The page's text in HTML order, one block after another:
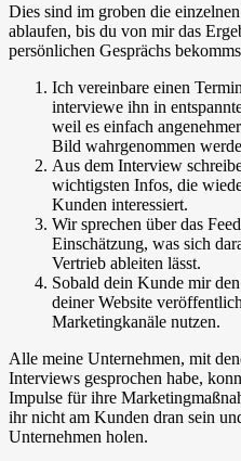
Dies sind im groben die
ablaufen, bis du von mir das
persönlichen Gesprächs
Ich vereinbare einen
interviewe ihn in
weil es einfach
Bild wahrgenommen
Aus dem Interview
wichtigsten Infos, die
Kunden interessiert.
Wir sprechen über das
Einschätzung, was sich
Vertrieb ableiten lässt.
Sobald dein Kunde mir
deiner Website
Marketingkanäle nutzen.
Alle meine Unternehmen, mit
Interviews gesprochen habe,
Impulse für ihre
ihr nicht am Kunden dran sein
Unternehmen holen.